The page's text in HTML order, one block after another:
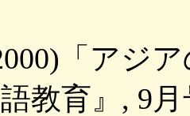
「アジ
教育』, 9月